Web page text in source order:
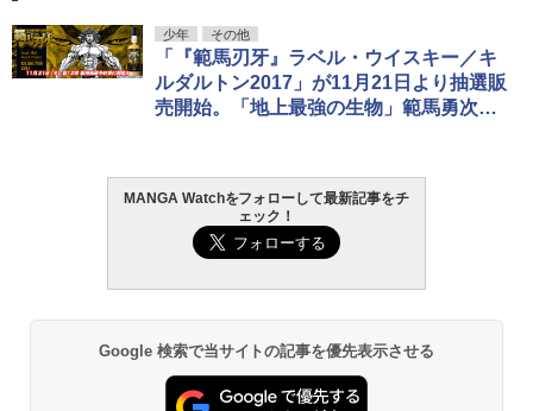
少年 その他
「『範馬刃牙』ラベル・ウイスキー／キ
ルダルトン2017」が11月21日より抽選販
売開始。「地上最強の生物」範馬勇次郎
MANGA Watchをフォローして最新記事をチ
ェック！
Google 検索で当サイトの記事を優先表示させる